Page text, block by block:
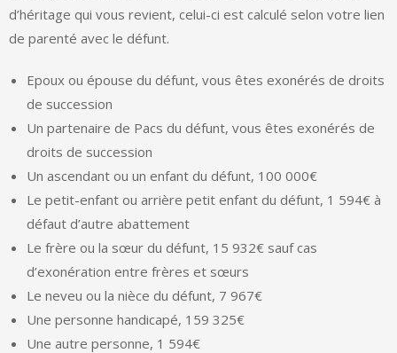
d’héritage qui vous revient, celui-ci est calculé selon votre lien
de parenté avec le défunt.
Epoux ou épouse du défunt, vous êtes exonérés de droits
de succession
Un partenaire de Pacs du défunt, vous êtes exonérés de
droits de succession
Un ascendant ou un enfant du défunt, 100 000€
Le petit-enfant ou arrière petit enfant du défunt, 1 594€ à
défaut d’autre abattement
Le frère ou la sœur du défunt, 15 932€ sauf cas
d’exonération entre frères et sœurs
Le neveu ou la nièce du défunt, 7 967€
Une personne handicapé, 159 325€
Une autre personne, 1 594€